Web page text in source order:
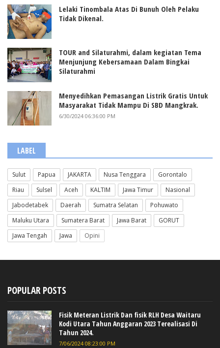
Lelaki Tinombala Atas Di Bunuh Oleh Pelaku
Tidak Dikenal.
TOUR and Silaturahmi, dalam kegiatan Tema
Menjunjung Kebersamaan Dalam Bingkai
Silaturahmi
Menyedihkan Pemasangan Listrik Gratis Untuk
Masyarakat Tidak Mampu Di SBD Mangkrak.
6/30/2024 06:36:00 PM
LABEL
Sulut Papua JAKARTA Nusa Tenggara
Gorontalo
Riau
Sulsel Aceh KALTIM Jawa Timur
Nasional
Jabodetabek
Daerah Sumatra Selatan
Pohuwato
Maluku Utara
Sumatera Barat Jawa Barat
GORUT
Jawa Tengah
Jawa Opini
POPULAR POSTS
Fisik Meteran Listrik Dan fisik RLH Desa Waitaru
Kodi Utara Tahun Anggaran 2023 Terealisasi Di
Tahun 2024.
7/06/2024 08:23:00 PM